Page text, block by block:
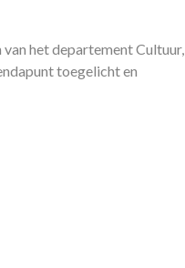
het departement Cultuur,
toegelicht en